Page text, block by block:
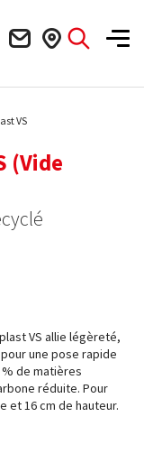
VS
(Vide
VS allie légèreté,
une pose rapide
de matières
réduite. Pour
et 16 cm de hauteur.